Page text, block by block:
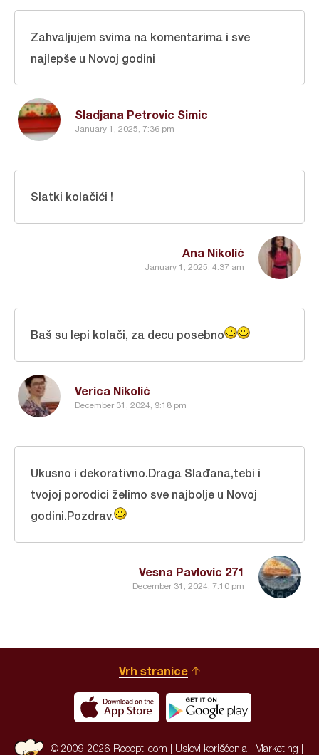
Sladjana Petrovic Simic
January 1, 2025, 7:36 pm
Zahvaljujem svima na komentarima i sve
najlepše u Novoj godini
Ana Nikolić
January 1, 2025, 4:37 am
Slatki kolačići !
Verica Nikolić
December 31, 2024, 9:18 pm
Baš su lepi kolači, za decu posebno
Vesna Pavlovic 271
December 31, 2024, 7:10 pm
Ukusno i dekorativno.Draga Slađana,tebi i
tvojoj porodici želimo sve najbolje u Novoj
godini.Pozdrav.
Vrh stranice
© 2009-2026 Recepti.com | Uslovi korišćenja Marketing